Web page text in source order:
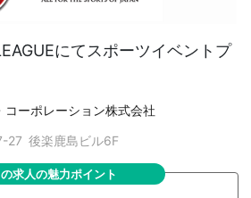
にてスポーツイベントプ
コーポレーション株式会社
27 後楽鹿島ビル6F
求人の魅力ポイント